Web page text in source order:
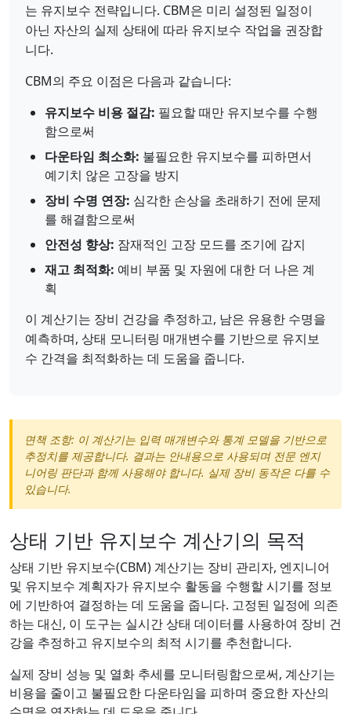
는 유지보수 전략입니다. CBM은 미리 설정된 일정이
아닌 자산의 실제 상태에 따라 유지보수 작업을 권장합
니다.
CBM의 주요 이점은 다음과 같습니다:
유지보수 비용 절감: 필요할 때만 유지보수를 수행
함으로써
다운타임 최소화: 불필요한 유지보수를 피하면서
예기치 않은 고장을 방지
장비 수명 연장: 심각한 손상을 초래하기 전에 문제
를 해결함으로써
안전성 향상: 잠재적인 고장 모드를 조기에 감지
재고 최적화: 예비 부품 및 자원에 대한 더 나은 계
획
이 계산기는 장비 건강을 추정하고, 남은 유용한 수명을
예측하며, 상태 모니터링 매개변수를 기반으로 유지보
수 간격을 최적화하는 데 도움을 줍니다.
면책 조항: 이 계산기는 입력 매개변수와 통계 모델을 기반으로
추정치를 제공합니다. 결과는 안내용으로 사용되며 전문 엔지
니어링 판단과 함께 사용해야 합니다. 실제 장비 동작은 다를 수
있습니다.
상태 기반 유지보수 계산기의 목적
상태 기반 유지보수(CBM) 계산기는 장비 관리자, 엔지니어
및 유지보수 계획자가 유지보수 활동을 수행할 시기를 정보
에 기반하여 결정하는 데 도움을 줍니다. 고정된 일정에 의존
하는 대신, 이 도구는 실시간 상태 데이터를 사용하여 장비 건
강을 추정하고 유지보수의 최적 시기를 추천합니다.
실제 장비 성능 및 열화 추세를 모니터링함으로써, 계산기는
비용을 줄이고 불필요한 다운타임을 피하며 중요한 자산의